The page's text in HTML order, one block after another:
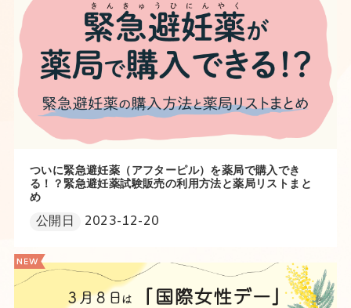
ついに緊急避妊薬（アフターピル）を薬局で購入でき
る！？緊急避妊薬試験販売の利用方法と薬局リストまと
め
公開日 2023-12-20